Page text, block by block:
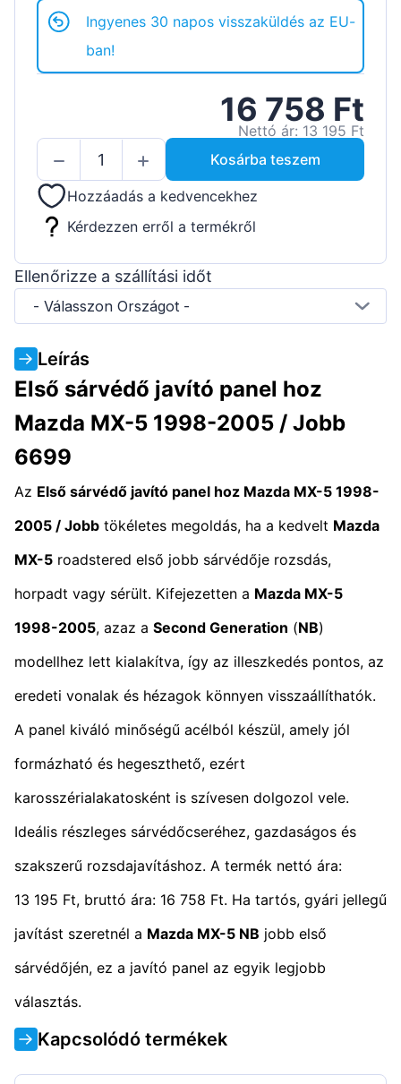
Ingyenes 30 napos visszaküldés az EU-
ban!
16 758 Ft
Nettó ár: 13 195 Ft
Kosárba teszem
Hozzáadás a kedvencekhez
Kérdezzen erről a termékről
Ellenőrizze a szállítási időt
- Válasszon Országot -
Leírás
Első sárvédő javító panel hoz
Mazda MX-5 1998-2005 / Jobb
6699
Az Első sárvédő javító panel hoz Mazda MX-5 1998-
2005 / Jobb tökéletes megoldás, ha a kedvelt Mazda
MX-5 roadstered első jobb sárvédője rozsdás,
horpadt vagy sérült. Kifejezetten a Mazda MX-5
1998-2005, azaz a Second Generation (NB)
modellhez lett kialakítva, így az illeszkedés pontos, az
eredeti vonalak és hézagok könnyen visszaállíthatók.
A panel kiváló minőségű acélból készül, amely jól
formázható és hegeszthető, ezért
karosszérialakatosként is szívesen dolgozol vele.
Ideális részleges sárvédőcseréhez, gazdaságos és
szakszerű rozsdajavításhoz. A termék nettó ára:
13 195 Ft, bruttó ára: 16 758 Ft. Ha tartós, gyári jellegű
javítást szeretnél a Mazda MX-5 NB jobb első
sárvédőjén, ez a javító panel az egyik legjobb
választás.
Kapcsolódó termékek